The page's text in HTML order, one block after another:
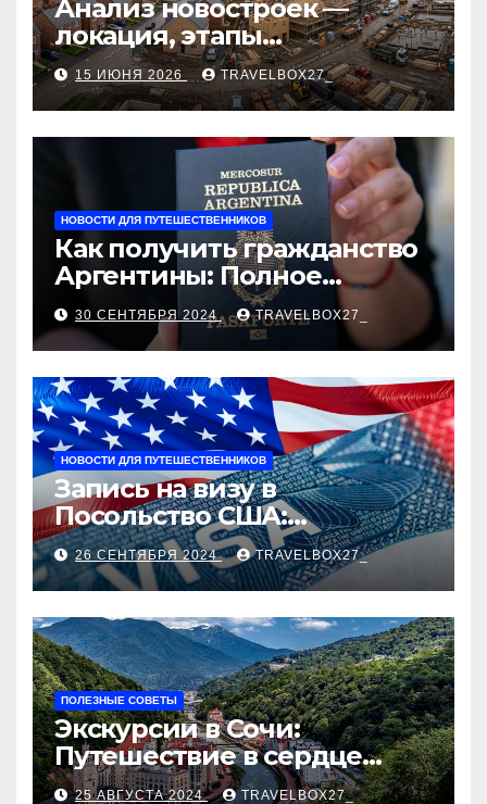
Анализ новостроек —
локация, этапы
строительства, проверка
застройщика, сценарии
оформления сделки и
рыночные ориентиры
15 ИЮНЯ 2026 TRAVELBOX27_
НОВОСТИ ДЛЯ ПУТЕШЕСТВЕННИКОВ
Как получить гражданство
Аргентины: Полное
руководство
30 СЕНТЯБРЯ 2024 TRAVELBOX27_
НОВОСТИ ДЛЯ ПУТЕШЕСТВЕННИКОВ
Запись на визу в
Посольство США:
Пошаговое руководство
26 СЕНТЯБРЯ 2024 TRAVELBOX27_
ПОЛЕЗНЫЕ СОВЕТЫ
Экскурсии в Сочи:
Путешествие в сердце
Черноморского курорта
25 АВГУСТА 2024 TRAVELBOX27_